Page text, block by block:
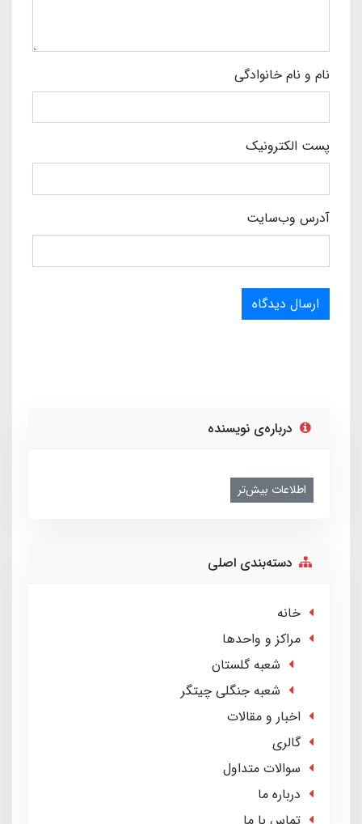
نام و نام خانوادگی
پست الکترونیک
آدرس وب‌سایت
ارسال دیدگاه
درباره‌ی نویسنده
اطلاعات بیش‌تر
دسته‌بندی اصلی
خانه
مراکز و واحدها
شعبه گلستان
شعبه جنگلی چیتگر
اخبار و مقالات
گالری
سوالات متداول
درباره ما